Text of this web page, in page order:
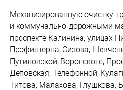
Механизированную очистку
и коммунально-дорожными
проспекте Калинина, улицах
Профинтерна, Сизова,
Путиловской, Воровского,
Деповская, Телефонной,
Титова, Малахова, Глушкова,